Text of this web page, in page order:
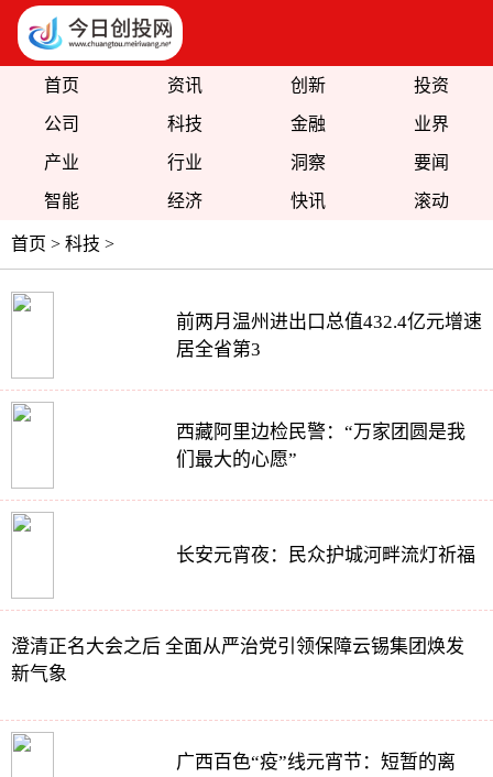
首页 资讯 创新 投资
公司 科技 金融 业界
产业 行业 洞察 要闻
智能 经济 快讯 滚动
首页 > 科技 >
前两月温州进出口总值432.4亿元增速
居全省第3
西藏阿里边检民警：“万家团圆是我
们最大的心愿”
长安元宵夜：民众护城河畔流灯祈福
澄清正名大会之后 全面从严治党引领保障云锡集团焕发
新气象
广西百色“疫”线元宵节：短暂的离